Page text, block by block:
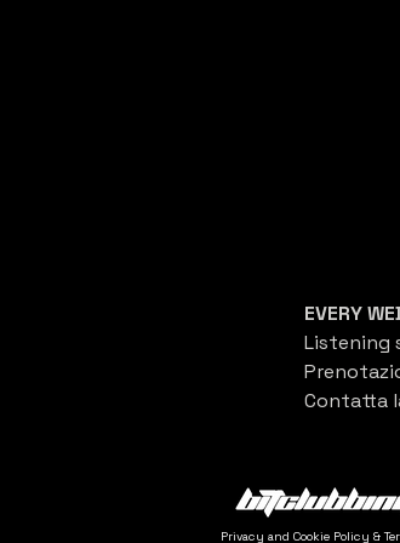
EVERY
Listening
Contatta
Privacy and Cookie Policy &